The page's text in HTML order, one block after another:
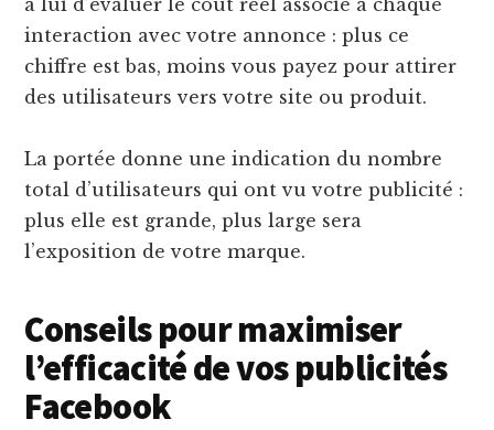
interaction avec votre annonce : plus ce
chiffre est bas, moins vous payez pour attirer
des utilisateurs vers votre site ou produit.
La portée donne une indication du nombre
total d’utilisateurs qui ont vu votre publicité :
plus elle est grande, plus large sera
l’exposition de votre marque.
Conseils pour maximiser
l’efficacité de vos publicités
Facebook